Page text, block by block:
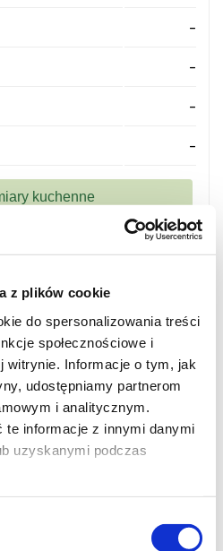
z plików cookie
do spersonalizowania treści
społecznościowe i
witrynie. Informacje o tym, jak
udostępniamy partnerom
i analitycznym.
te informacje z innymi danymi
uzyskanymi podczas
-
-
-
-